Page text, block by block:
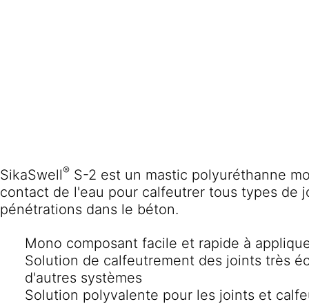
SikaSwell® S-2 est un mastic polyuréthanne
contact de l'eau pour calfeutrer tous types de
pénétrations dans le béton.
Mono composant facile et rapide à
Solution de calfeutrement des joints très
d'autres systèmes
Solution polyvalente pour les joints et